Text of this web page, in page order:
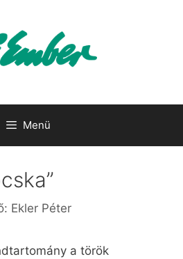
Menü
Ekler Péter
a török